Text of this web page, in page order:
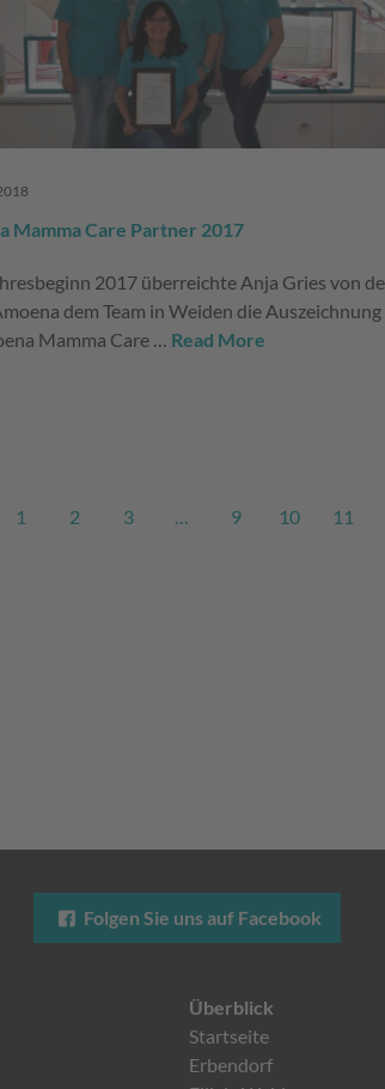
Mamma Care Partner 2017
2017 überreichte Anja Gries von
dem Team in Weiden die Auszeichnung
Mamma Care … Read More
1 2 3 … 9 10 11
Folgen Sie uns auf Facebook
Überblick
Startseite
Erbendorf